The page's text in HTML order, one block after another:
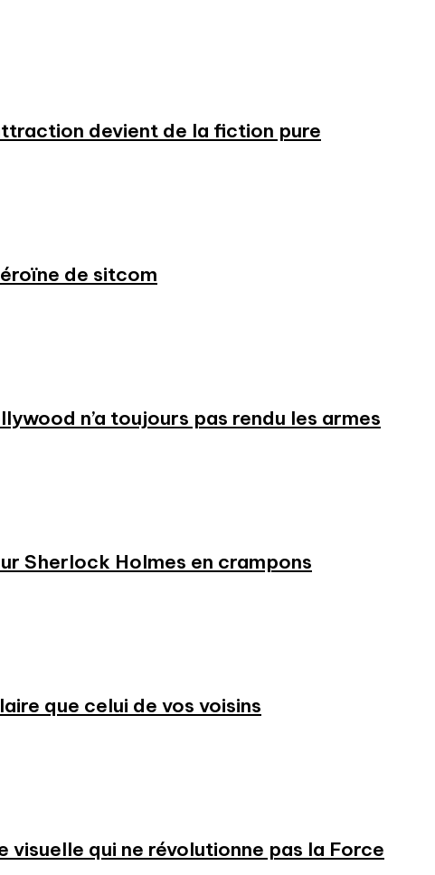
devient de la fiction pure
de sitcom
n’a toujours pas rendu les armes
Sherlock Holmes en crampons
que celui de vos voisins
visuelle qui ne révolutionne pas la Force